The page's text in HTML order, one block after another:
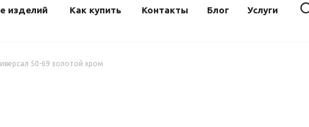
изделий Как купить Контакты Блог Услуги
50-69 золотой хром